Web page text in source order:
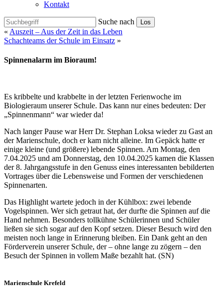
Kontakt
Suche nach Los
« Auszeit – Aus der Zeit in das Leben
Schachteams der Schule im Einsatz »
Spinnenalarm im Bioraum!
Es kribbelte und krabbelte in der letzten Ferienwoche im
Biologieraum unserer Schule. Das kann nur eines bedeuten: Der
„Spinnenmann“ war wieder da!
Nach langer Pause war Herr Dr. Stephan Loksa wieder zu Gast an
der Marienschule, doch er kam nicht alleine. Im Gepäck hatte er
einige kleine (und größere) lebende Spinnen. Am Montag, den
7.04.2025 und am Donnerstag, den 10.04.2025 kamen die Klassen
der 8. Jahrgangsstufe in den Genuss eines interessanten bebilderten
Vortrages über die Lebensweise und Formen der verschiedenen
Spinnenarten.
Das Highlight wartete jedoch in der Kühlbox: zwei lebende
Vogelspinnen. Wer sich getraut hat, der durfte die Spinnen auf die
Hand nehmen. Besonders tollkühne Schülerinnen und Schüler
ließen sie sich sogar auf den Kopf setzen. Dieser Besuch wird den
meisten noch lange in Erinnerung bleiben. Ein Dank geht an den
Förderverein unserer Schule, der – ohne lange zu zögern – den
Besuch der Spinnen in vollem Maße bezahlt hat. (SN)
Marienschule Krefeld